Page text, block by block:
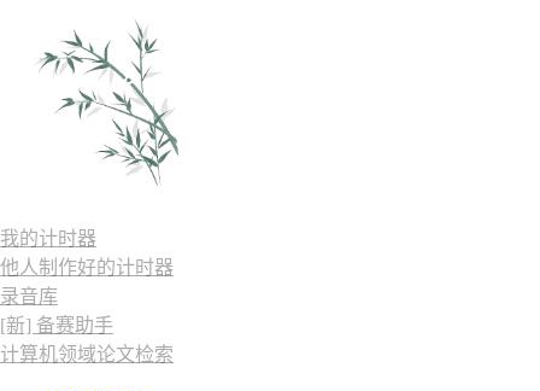
我的计时器
他人制作好的计时器
录音库
[新] 备赛助手
计算机领域论文检索